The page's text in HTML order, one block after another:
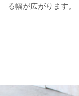
る幅が広がります。